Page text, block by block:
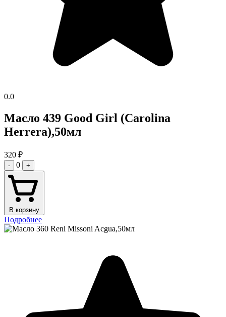
0.0
Масло 439 Good Girl (Carolina
Herrera),50мл
320 ₽
- 0 +
В корзину
Подробнее